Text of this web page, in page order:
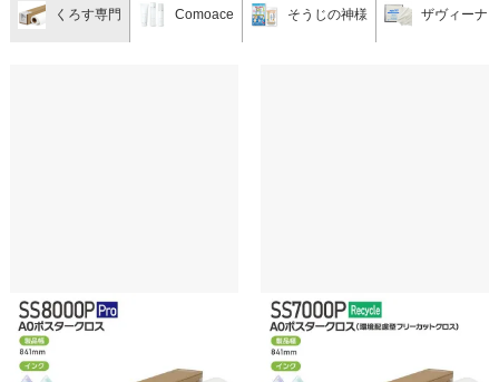
くろす専門 Comoace そうじの神様 ザヴィーナ